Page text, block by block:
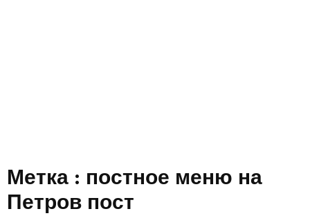
Метка : постное меню на
Петров пост